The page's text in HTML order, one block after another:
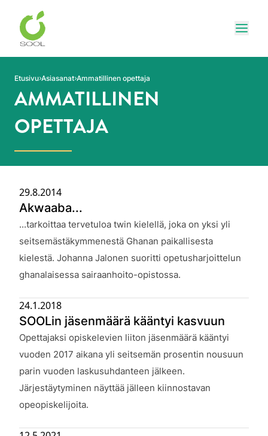
Siirry sivun sisältöön
Etusivu Asiasanat Ammatillinen opettaja
AMMATILLINEN
OPETTAJA
Akwaaba...
Julkaistu:
29.8.2014
...tarkoittaa tervetuloa twin kielellä, joka on yksi yli
seitsemästäkymmenestä Ghanan paikallisesta
kielestä. Johanna Jalonen suoritti opetusharjoittelun
ghanalaisessa sairaanhoito-opistossa.
SOOLin jäsenmäärä kääntyi kasvuun
Julkaistu:
24.1.2018
Opettajaksi opiskelevien liiton jäsenmäärä kääntyi
vuoden 2017 aikana yli seitsemän prosentin nousuun
parin vuoden laskusuhdanteen jälkeen.
Järjestäytyminen näyttää jälleen kiinnostavan
opeopiskelijoita.